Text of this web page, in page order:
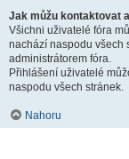
Jak můžu kontaktovat
Všichni uživatelé fóra
nachází naspodu všech
administrátorem fóra.
Přihlášení uživatelé
naspodu všech stránek.
Nahoru